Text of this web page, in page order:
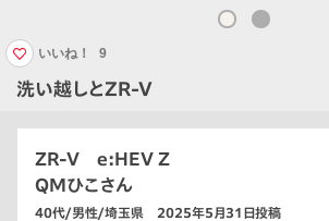
洗い越しとZR-V
いいね！ 9
ZR-V e:HEV Z
QMひこさん
40代/男性/埼玉県 2025年5月31日投稿